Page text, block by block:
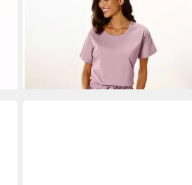
Pyjama (Set, 2 tlg) mit Blumendruck